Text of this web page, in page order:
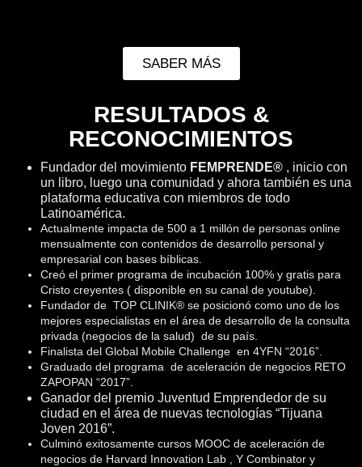
SABER MÁS
RESULTADOS &
RECONOCIMIENTOS
Fundador del movimiento FEMPRENDE® , inicio con
un libro, luego una comunidad y ahora también es una
plataforma educativa con miembros de todo
Latinoamérica.
Actualmente impacta de 500 a 1 millón de personas online
mensualmente con contenidos de desarrollo personal y
empresarial con bases bíblicas.
Creó el primer programa de incubación 100% y gratis para
Cristo creyentes ( disponible en su canal de youtube).
Fundador de TOP CLINIK® se posicionó como uno de los
mejores especialistas en el área de desarrollo de la consulta
privada (negocios de la salud) de su país.
Finalista del Global Mobile Challenge en 4YFN “2016”.
Graduado del programa de aceleración de negocios RETO
ZAPOPAN “2017”.
Ganador del premio Juventud Emprendedor de su
ciudad en el área de nuevas tecnologías “Tijuana
Joven 2016”.
Culminó exitosamente cursos MOOC de aceleración de
negocios de Harvard Innovation Lab , Y Combinator y